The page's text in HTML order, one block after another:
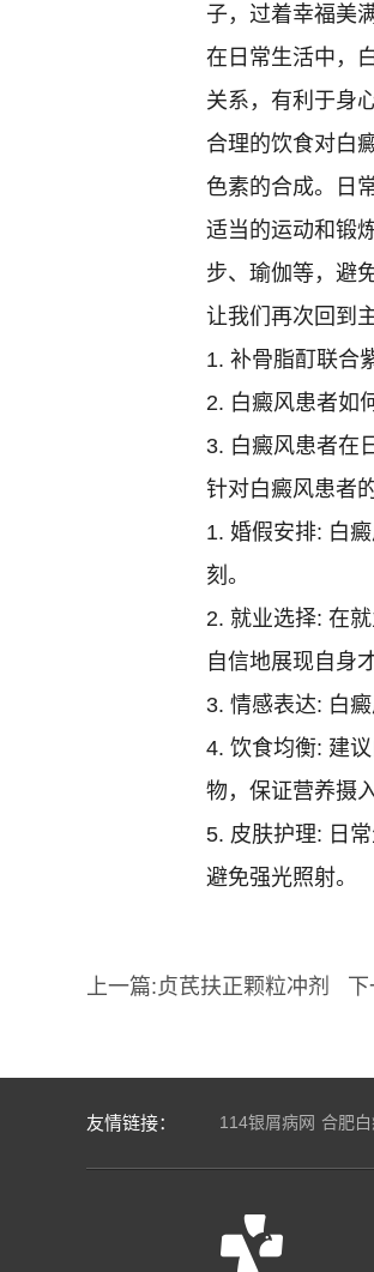
子，过着幸福美
在日常生活中，
关系，有利于身
合理的饮食对白
色素的合成。日
适当的运动和锻
步、瑜伽等，避
让我们再次回到
1. 补骨脂酊联合
2. 白癜风患者如
3. 白癜风患者在
针对白癜风患者
1. 婚假安排: 白
刻。
2. 就业选择: 在
自信地展现自身
3. 情感表达: 白
4. 饮食均衡: 建
物，保证营养摄
5. 皮肤护理: 日
避免强光照射。
上一篇: 贞芪扶正颗粒冲剂 下
友情链接： 114银屑病网 合肥